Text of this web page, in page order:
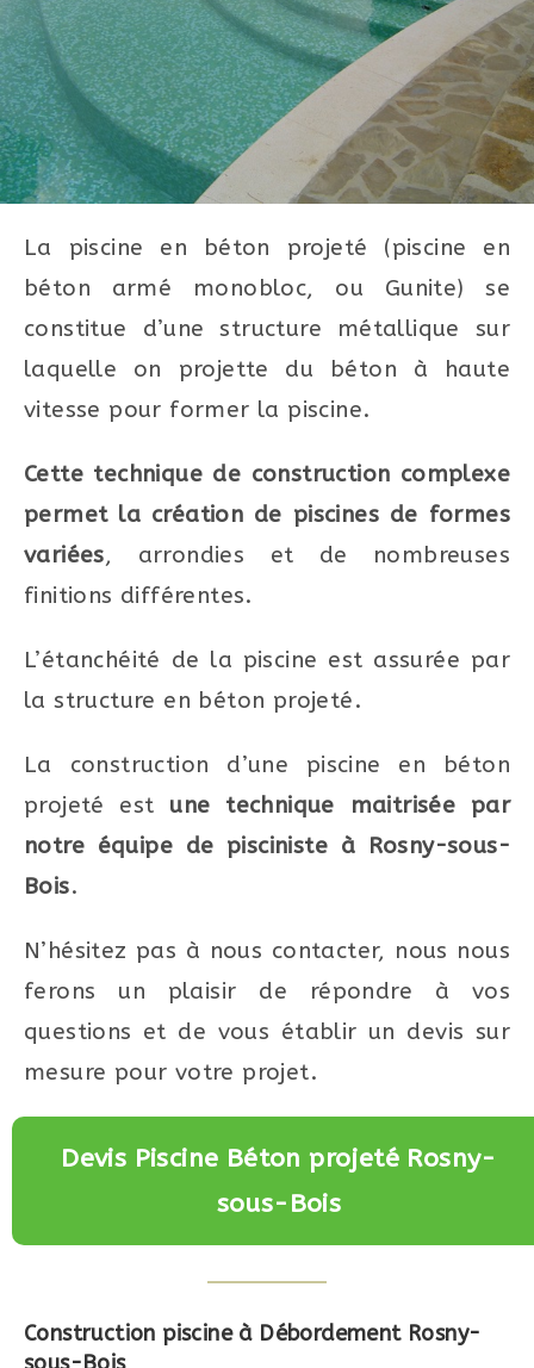
La piscine en béton projeté (piscine en
béton armé monobloc, ou Gunite) se
constitue d’une structure métallique sur
laquelle on projette du béton à haute
vitesse pour former la piscine.
Cette technique de construction complexe
permet la création de piscines de formes
variées, arrondies et de nombreuses
finitions différentes.
L’étanchéité de la piscine est assurée par
la structure en béton projeté.
La construction d’une piscine en béton
projeté est une technique maitrisée par
notre équipe de pisciniste à Rosny-sous-
Bois.
N’hésitez pas à nous contacter, nous nous
ferons un plaisir de répondre à vos
questions et de vous établir un devis sur
mesure pour votre projet.
Devis Piscine Béton projeté Rosny-
sous-Bois
Construction piscine à Débordement Rosny-